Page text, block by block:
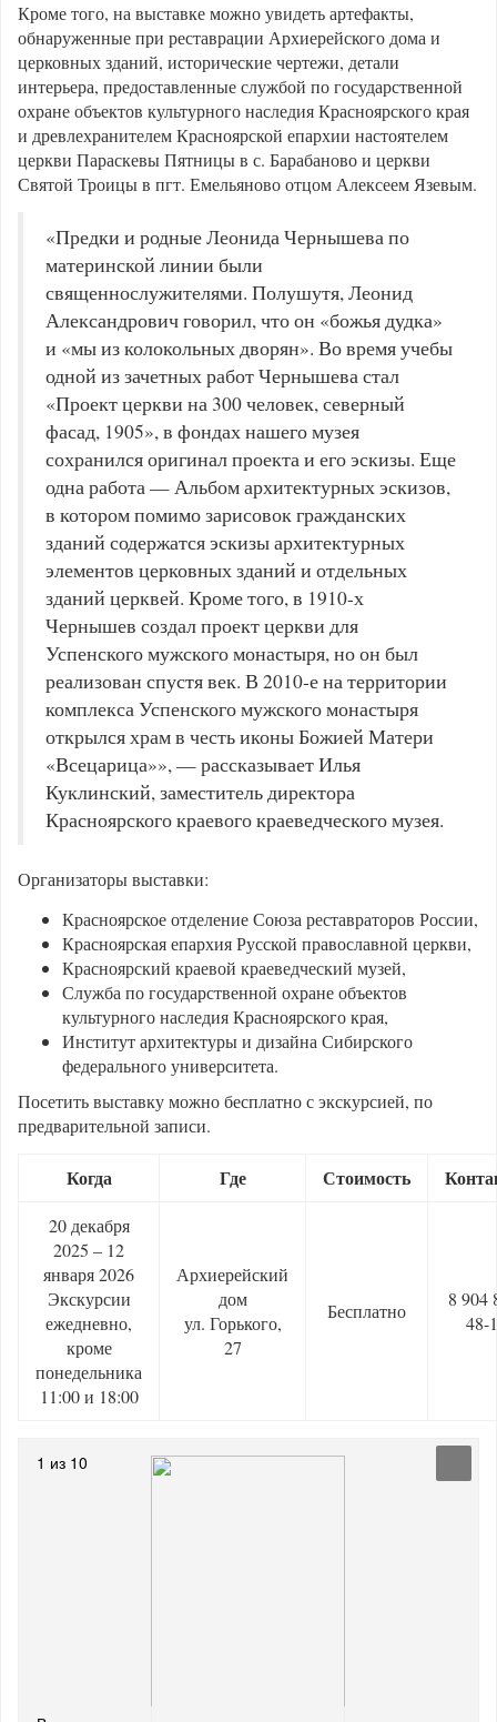
Кроме того, на выставке можно увидеть артефакты,
обнаруженные при реставрации Архиерейского дома и
церковных зданий, исторические чертежи, детали
интерьера, предоставленные службой по государственной
охране объектов культурного наследия Красноярского края
и древлехранителем Красноярской епархии настоятелем
церкви Параскевы Пятницы в с. Барабаново и церкви
Святой Троицы в пгт. Емельяново отцом Алексеем Язевым.
«Предки и родные Леонида Чернышева по
материнской линии были
священнослужителями. Полушутя, Леонид
Александрович говорил, что он «божья дудка»
и «мы из колокольных дворян». Во время учебы
одной из зачетных работ Чернышева стал
«Проект церкви на 300 человек, северный
фасад, 1905», в фондах нашего музея
сохранился оригинал проекта и его эскизы. Еще
одна работа — Альбом архитектурных эскизов,
в котором помимо зарисовок гражданских
зданий содержатся эскизы архитектурных
элементов церковных зданий и отдельных
зданий церквей. Кроме того, в 1910-х
Чернышев создал проект церкви для
Успенского мужского монастыря, но он был
реализован спустя век. В 2010-е на территории
комплекса Успенского мужского монастыря
открылся храм в честь иконы Божией Матери
«Всецарица»», — рассказывает Илья
Куклинский, заместитель директора
Красноярского краевого краеведческого музея.
Организаторы выставки:
Красноярское отделение Союза реставраторов России,
Красноярская епархия Русской православной церкви,
Красноярский краевой краеведческий музей,
Служба по государственной охране объектов
культурного наследия Красноярского края,
Институт архитектуры и дизайна Сибирского
федерального университета.
Посетить выставку можно бесплатно с экскурсией, по
предварительной записи.
Когда Где Стоимость
20 декабря
2025 – 12
января 2026
Экскурсии
ежедневно,
кроме
понедельника
11:00 и 18:00
Архиерейский
дом
ул. Горького,
27
Бесплатно
8 904
48-
1 из 10